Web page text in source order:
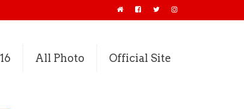
All Photo Official Site